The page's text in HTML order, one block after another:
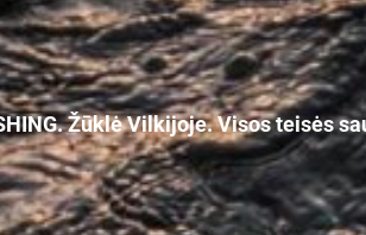
Žūklė Vilkijoje. Visos teisės